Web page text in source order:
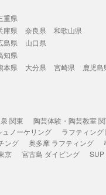
重県
庫県 奈良県
和歌山県
島県
山口県
知県
本県 大分県 宮崎県
鹿児島
関東 陶芸体験・陶芸教室
ュノーケリング ラフティング
ング 奥多摩 ラフティング
京 宮古島 ダイビング SUP